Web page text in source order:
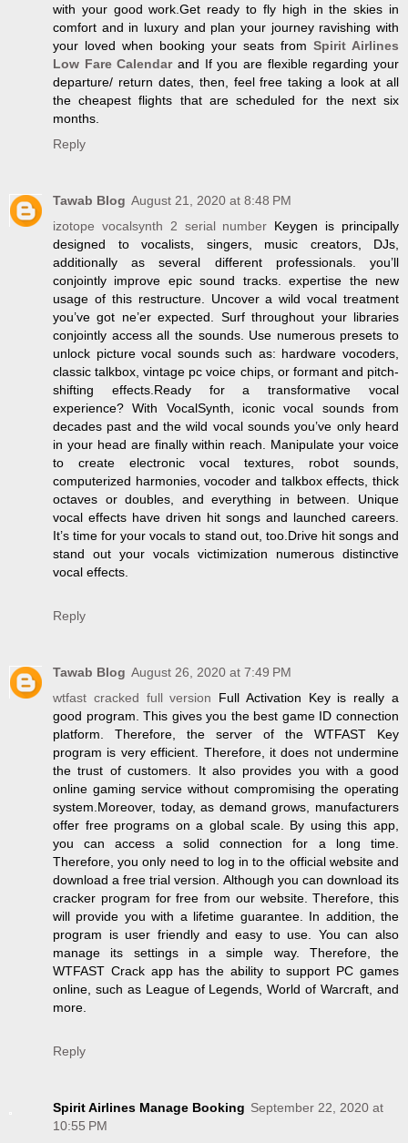
with your good work.Get ready to fly high in the skies in
comfort and in luxury and plan your journey ravishing with
your loved when booking your seats from Spirit Airlines
Low Fare Calendar and If you are flexible regarding your
departure/ return dates, then, feel free taking a look at all
the cheapest flights that are scheduled for the next six
months.
Reply
Tawab Blog August 21, 2020 at 8:48 PM
izotope vocalsynth 2 serial number Keygen is principally
designed to vocalists, singers, music creators, DJs,
additionally as several different professionals. you’ll
conjointly improve epic sound tracks. expertise the new
usage of this restructure. Uncover a wild vocal treatment
you’ve got ne’er expected. Surf throughout your libraries
conjointly access all the sounds. Use numerous presets to
unlock picture vocal sounds such as: hardware vocoders,
classic talkbox, vintage pc voice chips, or formant and pitch-
shifting effects.Ready for a transformative vocal
experience? With VocalSynth, iconic vocal sounds from
decades past and the wild vocal sounds you’ve only heard
in your head are finally within reach. Manipulate your voice
to create electronic vocal textures, robot sounds,
computerized harmonies, vocoder and talkbox effects, thick
octaves or doubles, and everything in between. Unique
vocal effects have driven hit songs and launched careers.
It’s time for your vocals to stand out, too.Drive hit songs and
stand out your vocals victimization numerous distinctive
vocal effects.
Reply
Tawab Blog August 26, 2020 at 7:49 PM
wtfast cracked full version Full Activation Key is really a
good program. This gives you the best game ID connection
platform. Therefore, the server of the WTFAST Key
program is very efficient. Therefore, it does not undermine
the trust of customers. It also provides you with a good
online gaming service without compromising the operating
system.Moreover, today, as demand grows, manufacturers
offer free programs on a global scale. By using this app,
you can access a solid connection for a long time.
Therefore, you only need to log in to the official website and
download a free trial version. Although you can download its
cracker program for free from our website. Therefore, this
will provide you with a lifetime guarantee. In addition, the
program is user friendly and easy to use. You can also
manage its settings in a simple way. Therefore, the
WTFAST Crack app has the ability to support PC games
online, such as League of Legends, World of Warcraft, and
more.
Reply
Spirit Airlines Manage Booking September 22, 2020 at
10:55 PM